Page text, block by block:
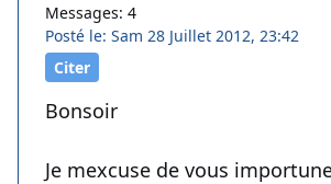
Messages: 4
Posté le: Sam 28 Juillet 2012, 23:42
Citer
Bonsoir
Je mexcuse de vous